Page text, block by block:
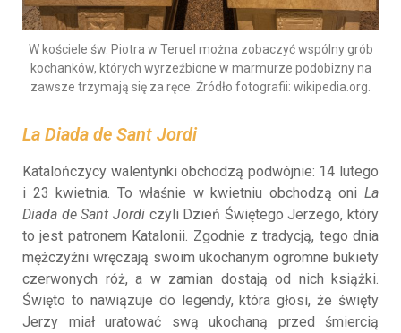
W kościele św. Piotra w Teruel można zobaczyć wspólny grób
kochanków, których wyrzeźbione w marmurze podobizny na
zawsze trzymają się za ręce. Źródło fotografii: wikipedia.org.
La Diada de Sant Jordi
Katalończycy walentynki obchodzą podwójnie: 14 lutego
i 23 kwietnia. To właśnie w kwietniu obchodzą oni La
Diada de Sant Jordiczyli Dzień Świętego Jerzego, który
to jest patronem Katalonii. Zgodnie z tradycją, tego dnia
mężczyźni wręczają swoim ukochanym ogromne bukiety
czerwonych róż, a w zamian dostają od nich książki.
Święto to nawiązuje do legendy, która głosi, że święty
Jerzy miał uratować swą ukochaną przed śmiercią